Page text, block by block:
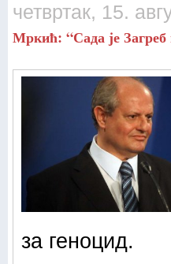
четвртак, 15.
Мркић: “Сада је Загреб
за геноцид.